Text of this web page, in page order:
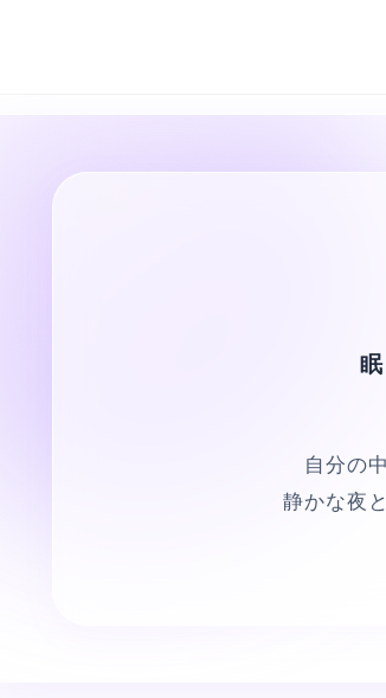
自分の
静かな夜